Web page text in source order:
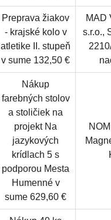
Preprava žiakov
- krajské kolo v
atletike II. stupeň
v sume 132,50 €
MAD
s.r.o.,
Nákup
farebných stolov
a stoličiek na
projekt Na
jazykových
krídlach 5 s
podporou Mesta
Humenné v
sume 629,60 €